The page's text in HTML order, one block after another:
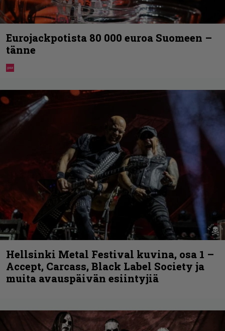
Eurojackpotista 80 000 euroa Suomeen –
tänne
Hellsinki Metal Festival kuvina, osa 1 –
Accept, Carcass, Black Label Society ja
muita avauspäivän esiintyjiä